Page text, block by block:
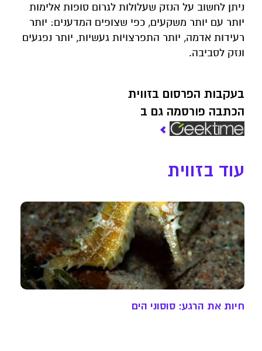
ניתן לחשוב על הנזק שעלולות לגרום סופות אלימות
יותר עם יותר משקעים, כפי שצופים המדענים: יותר
רעידות אדמה, יותר התפרצויות געשיות, יותר נפגעים
ונזק לסביבה.
בעקבות הפרסום בזווית
הכתבה פורסמה גם ב
עוד בזווית
חיות את הרגע: סוסוני הים